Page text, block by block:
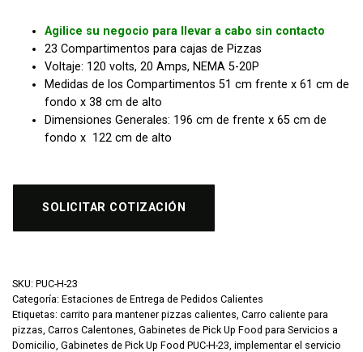
Agilice su negocio para llevar a cabo sin contacto
23 Compartimentos para cajas de Pizzas
Voltaje: 120 volts, 20 Amps, NEMA 5-20P
Medidas de los Compartimentos 51 cm frente x 61 cm de
fondo x 38 cm de alto
Dimensiones Generales: 196 cm de frente x 65 cm de
fondo x 122 cm de alto
SOLICITAR COTIZACIÓN
SKU: PUC-H-23
Categoría: Estaciones de Entrega de Pedidos Calientes
Etiquetas: carrito para mantener pizzas calientes Carro caliente para
pizzas Carros Calentones Gabinetes de Pick Up Food para Servicios a
Domicilio Gabinetes de Pick Up Food PUC-H-23 implementar el servicio